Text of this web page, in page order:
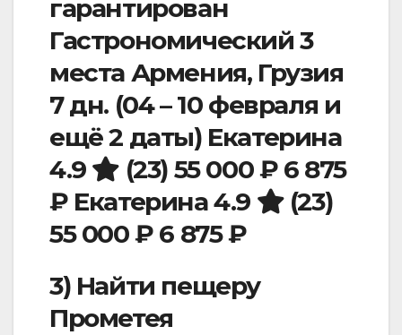
гарантирован
Гастрономический 3
места Армения, Грузия
7 дн. (04 – 10 февраля и
ещё 2 даты) Екатерина
4.9
(23) 55 000 ₽ 6 875
₽ Екатерина 4.9
(23)
55 000 ₽ 6 875 ₽
3) Найти пещеру
Прометея